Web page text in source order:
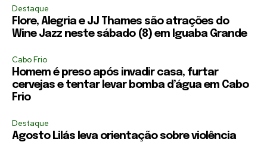
Destaque
Flore, Alegria e JJ Thames são atrações do
Wine Jazz neste sábado (8) em Iguaba Grande
Cabo Frio
Homem é preso após invadir casa, furtar
cervejas e tentar levar bomba d’água em Cabo
Frio
Destaque
Agosto Lilás leva orientação sobre violência